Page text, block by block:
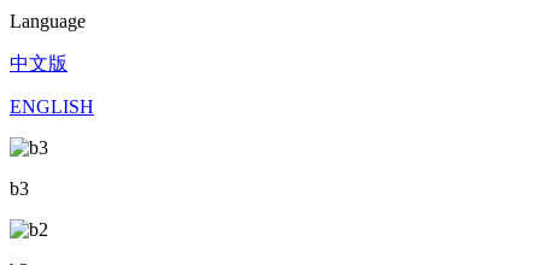
Language
中文版
ENGLISH
b3